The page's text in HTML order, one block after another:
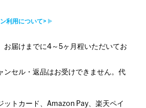
利用について>
お届けまでに4～5ヶ月程いただいてお
ンセル・返品はお受けできません。代
ットカード、Amazon Pay、楽天ペイ